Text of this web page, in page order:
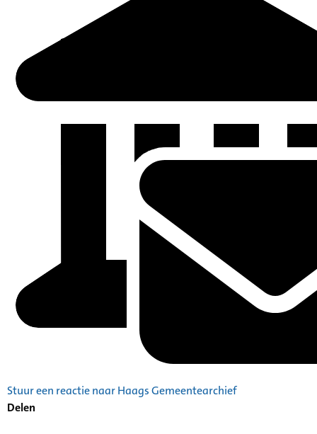
Stuur een reactie naar Haags Gemeentearchief
Delen